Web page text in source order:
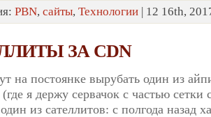
PBN, сайты, Технологии | 12 16th,
ЗА CDN
на постоянке вырубать один из
я держу сервачок с частью сетки
из сателлитов: с полгода назад